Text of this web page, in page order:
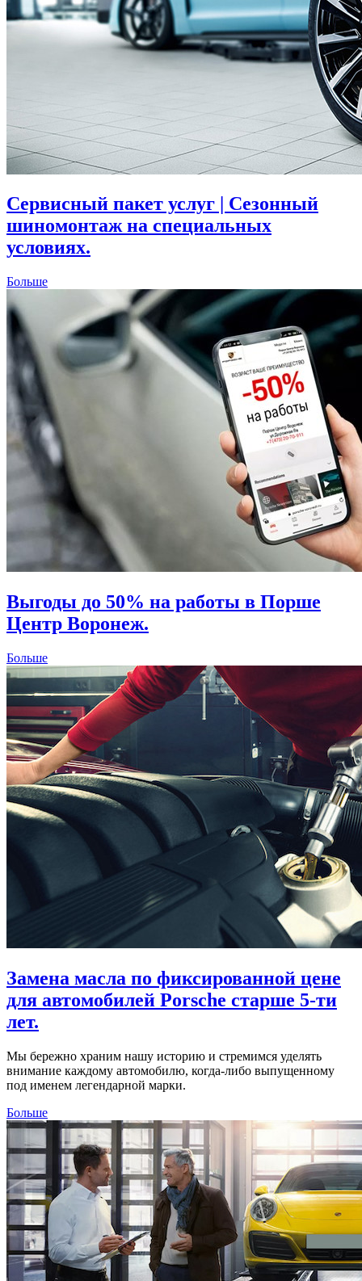
Сервисный пакет услуг | Сезонный
шиномонтаж на специальных
условиях.
Больше
Выгоды до 50% на работы в Порше
Центр Воронеж.
Больше
Замена масла по фиксированной цене
для автомобилей Porsche старше 5-ти
лет.
Мы бережно храним нашу историю и стремимся уделять
внимание каждому автомобилю, когда-либо выпущенному
под именем легендарной марки.
Больше